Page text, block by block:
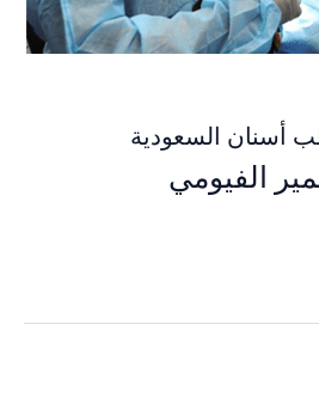
أسنان السعودية
الفيومي